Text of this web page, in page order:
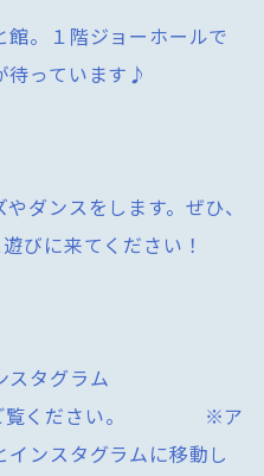
。１階ジョーホールで
待っています♪
ダンスをします。ぜひ、
びに来てください！
スタグラム
覧ください。 ※ア
ンスタグラムに移動し